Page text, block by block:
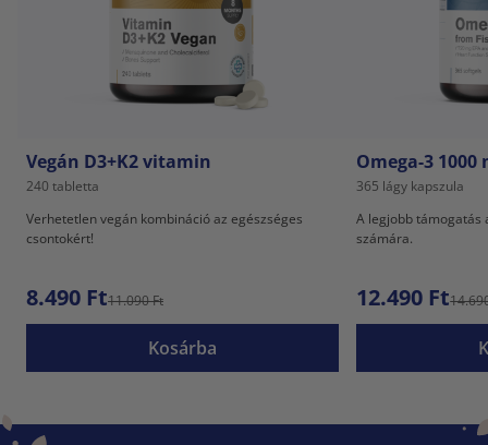
Vegán D3+K2 vitamin
240 tabletta
Verhetetlen vegán kombináció az egészséges
csontokért!
8.490 Ft11.090 Ft
Kosárba
Omega-3
365 lágy kapszula
A legjobb támogatás
számára.
12.490 Ft